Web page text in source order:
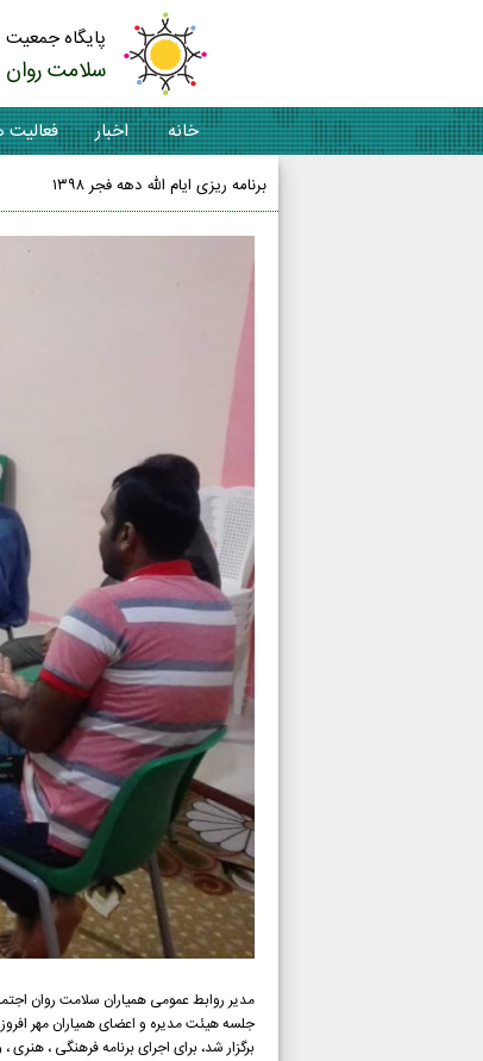
پایگاه جمعیت
سلامت روان
خانه اخبار فعالیت
برنامه ریزی ایام الله دهه فجر ۱۳۹۸
مدیر روابط عمومی همیاران سلامت روان
برگزار شد، برای اجرای برنامه فرهنگی ،